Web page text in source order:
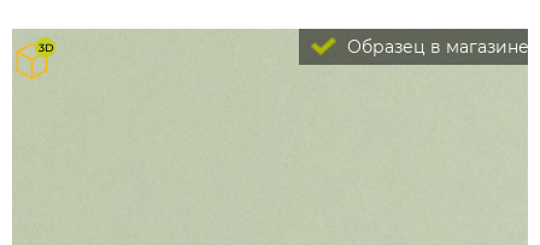
Образец в магазине